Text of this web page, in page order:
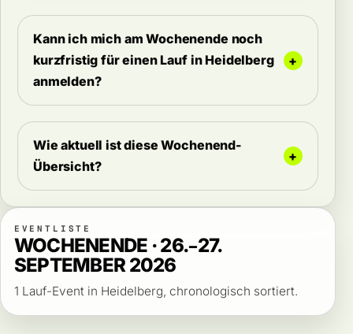
Kann ich mich am Wochenende noch
kurzfristig für einen Lauf in Heidelberg
anmelden?
Wie aktuell ist diese Wochenend-
Übersicht?
EVENTLISTE
WOCHENENDE · 26.–27.
SEPTEMBER 2026
1 Lauf-Event in Heidelberg, chronologisch sortiert.